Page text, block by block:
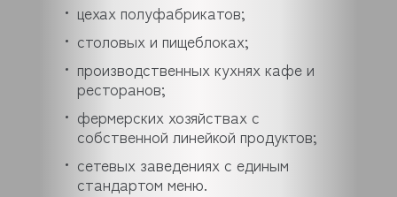
цехах полуфабрикатов;
столовых и пищеблоках;
производственных кухнях кафе и
ресторанов;
фермерских хозяйствах с
собственной линейкой продуктов;
сетевых заведениях с единым
стандартом меню.